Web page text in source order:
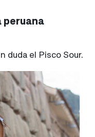
peruana
duda el Pisco Sour.